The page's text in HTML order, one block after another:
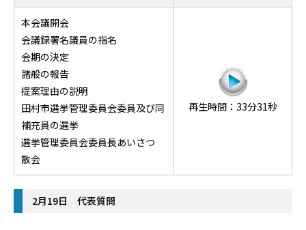
本会議開会
会議録署名議員の指名
会期の決定
諸般の報告
提案理由の説明
田村市選挙管理委員会委員及び同
補充員の選挙
選挙管理委員会委員長あいさつ
散会
再生時間：33分31秒
2月19日 代表質問